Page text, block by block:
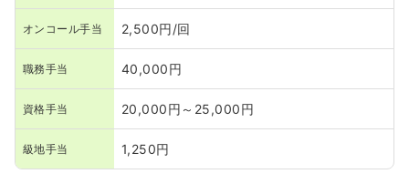
験もまだまだ未熟なところがあり最初は不安があったので
すが、事務所の雰囲気がとてもよく、先輩方に相談しやす
す。研修も充実しているのでツクイを選んでよかったと感
じています。
オンコール手当 2,500円/回
職務手当 40,000円
資格手当 20,000円～25,000円
級地手当 1,250円